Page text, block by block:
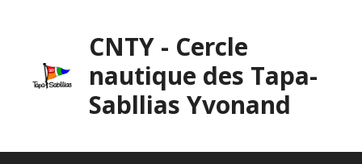
CNTY - Cercle
nautique des Tapa-
Sabllias Yvonand